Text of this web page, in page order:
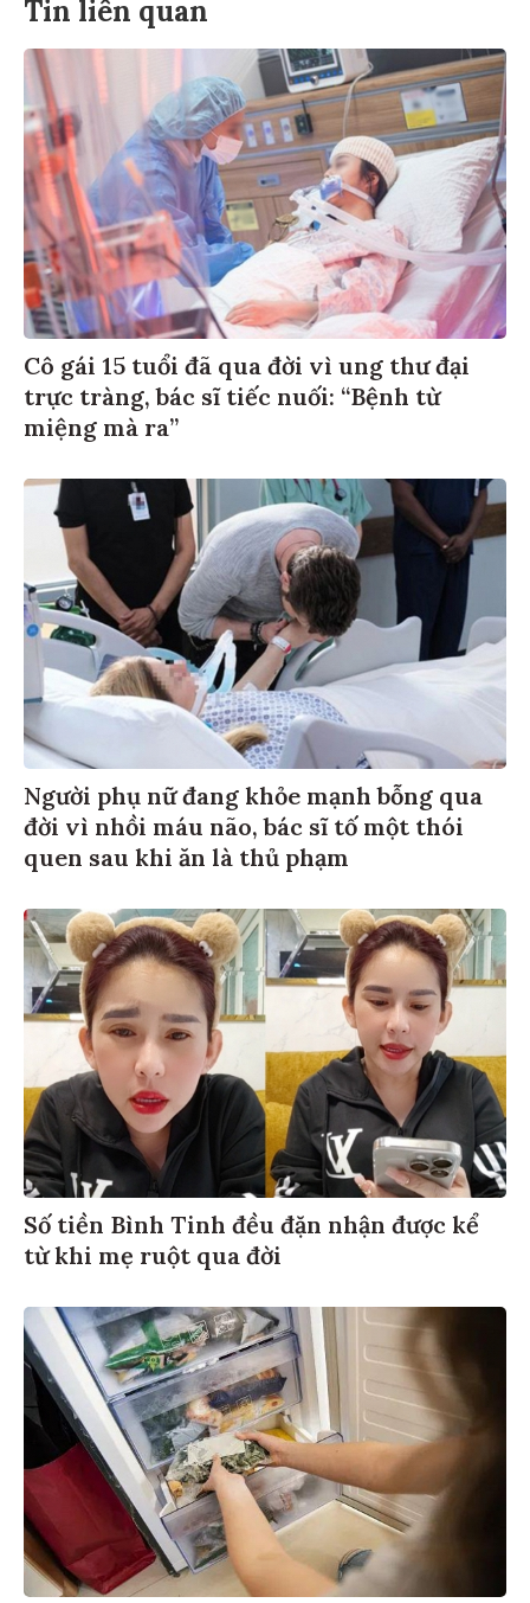
Tin liên quan
Cô gái 15 tuổi đã qua đời vì ung thư đại
trực tràng, bác sĩ tiếc nuối: “Bệnh từ
miệng mà ra”
Người phụ nữ đang khỏe mạnh bỗng qua
đời vì nhồi máu não, bác sĩ tố một thói
quen sau khi ăn là thủ phạm
Số tiền Bình Tinh đều đặn nhận được kể
từ khi mẹ ruột qua đời